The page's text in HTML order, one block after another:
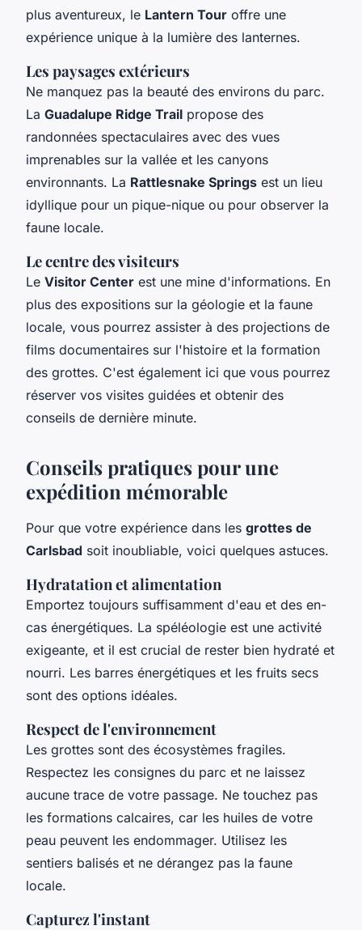
plus aventureux, le Lantern Tour offre une
expérience unique à la lumière des lanternes.
Les paysages extérieurs
Ne manquez pas la beauté des environs du parc.
La Guadalupe Ridge Trail propose des
randonnées spectaculaires avec des vues
imprenables sur la vallée et les canyons
environnants. La Rattlesnake Springs est un lieu
idyllique pour un pique-nique ou pour observer la
faune locale.
Le centre des visiteurs
Le Visitor Center est une mine d'informations. En
plus des expositions sur la géologie et la faune
locale, vous pourrez assister à des projections de
films documentaires sur l'histoire et la formation
des grottes. C'est également ici que vous pourrez
réserver vos visites guidées et obtenir des
conseils de dernière minute.
Conseils pratiques pour une
expédition mémorable
Pour que votre expérience dans les grottes de
Carlsbad soit inoubliable, voici quelques astuces.
Hydratation et alimentation
Emportez toujours suffisamment d'eau et des en-
cas énergétiques. La spéléologie est une activité
exigeante, et il est crucial de rester bien hydraté et
nourri. Les barres énergétiques et les fruits secs
sont des options idéales.
Respect de l'environnement
Les grottes sont des écosystèmes fragiles.
Respectez les consignes du parc et ne laissez
aucune trace de votre passage. Ne touchez pas
les formations calcaires, car les huiles de votre
peau peuvent les endommager. Utilisez les
sentiers balisés et ne dérangez pas la faune
locale.
Capturez l'instant